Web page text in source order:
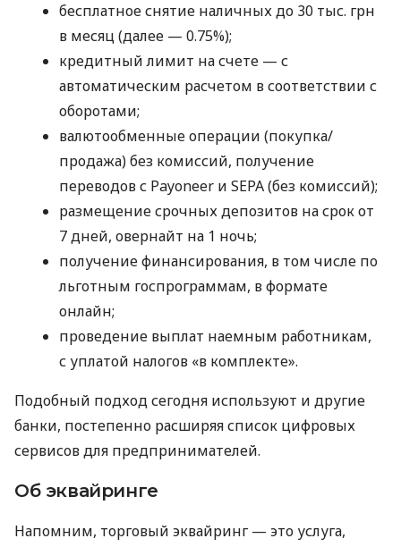
бесплатное снятие наличных до 30 тыс. грн
в месяц (далее — 0.75%);
кредитный лимит на счете — с
автоматическим расчетом в соответствии с
оборотами;
валютообменные операции (покупка/
продажа) без комиссий, получение
переводов с Payoneer и SEPA (без комиссий);
размещение срочных депозитов на срок от
7 дней, овернайт на 1 ночь;
получение финансирования, в том числе по
льготным госпрограммам, в формате
онлайн;
проведение выплат наемным работникам,
с уплатой налогов «в комплекте».
Подобный подход сегодня используют и другие
банки, постепенно расширяя список цифровых
сервисов для предпринимателей.
Об эквайринге
Напомним, торговый эквайринг — это услуга,